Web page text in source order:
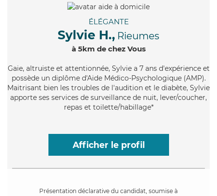
ÉLÉGANTE
Sylvie H., Rieumes
à 5km de chez Vous
Gaie, altruiste et attentionnée, Sylvie a 7 ans d'expérience et
possède un diplôme d'Aide Médico-Psychologique (AMP).
Maitrisant bien les troubles de l'audition et le diabète, Sylvie
apporte ses services de surveillance de nuit, lever/coucher,
repas et toilette/habillage*
Afficher le profil
Présentation déclarative du candidat, soumise à